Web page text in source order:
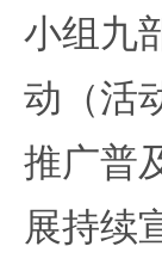
小组九
动（活
推广普
展持续